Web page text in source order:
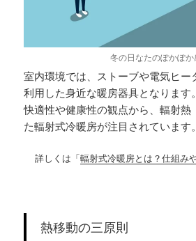
冬の日なたのぽかぽか
室内環境では、ストーブや電気ヒー
利用した身近な暖房器具となります
快適性や健康性の観点から、輻射熱
た輻射式冷暖房が注目されています。
詳しくは「 輻射式冷暖房とは？仕組み
熱移動の三原則